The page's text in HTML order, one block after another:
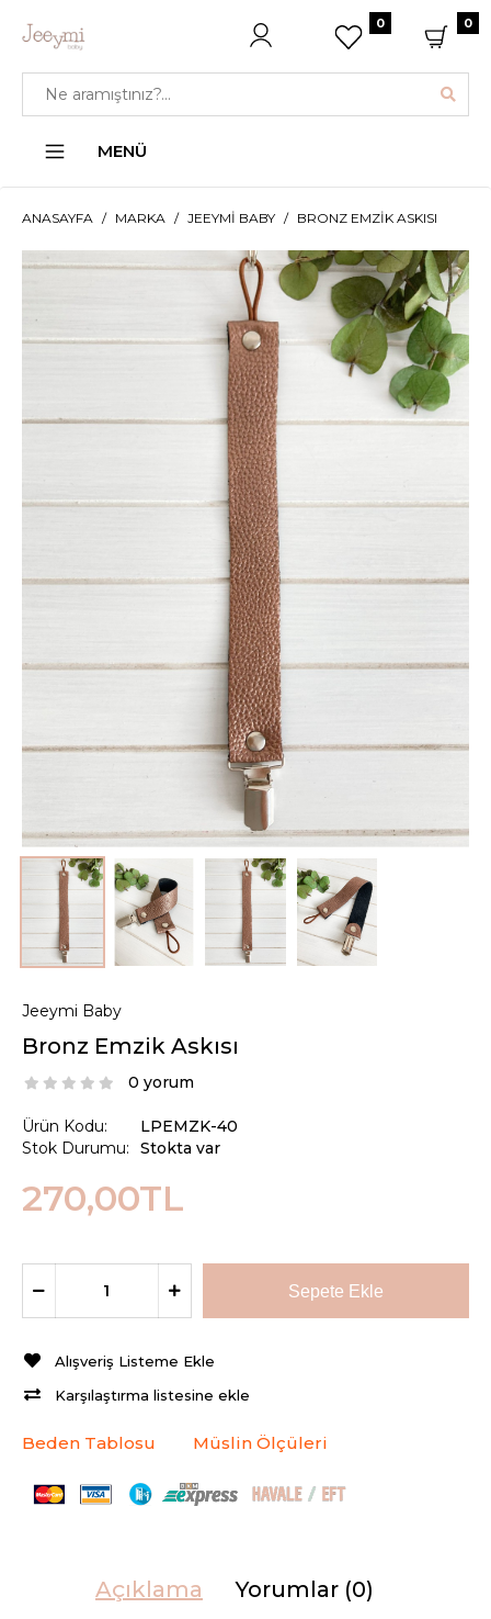
0 0
MENÜ
ANASAYFA MARKA JEEYMI BABY BRONZ EMZIK ASKISI
Jeeymi Baby
Bronz Emzik Askısı
0 yorum
Ürün Kodu:
Stok Durumu:
LPEMZK-40
Stokta var
270,00TL
Alışveriş Listeme Ekle
Karşılaştırma listesine ekle
Beden Tablosu Müslin Ölçüleri
Açıklama Yorumlar (0)